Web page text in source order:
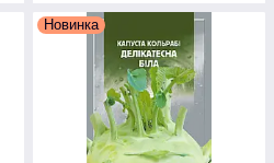
Новинка